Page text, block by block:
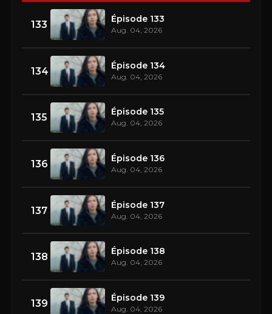
133 Épisode 133
Aug. 04, 2026
134 Épisode 134
Aug. 04, 2026
135 Épisode 135
Aug. 04, 2026
136 Épisode 136
Aug. 04, 2026
137 Épisode 137
Aug. 04, 2026
138 Épisode 138
Aug. 04, 2026
139 Épisode 139
Aug. 04, 2026